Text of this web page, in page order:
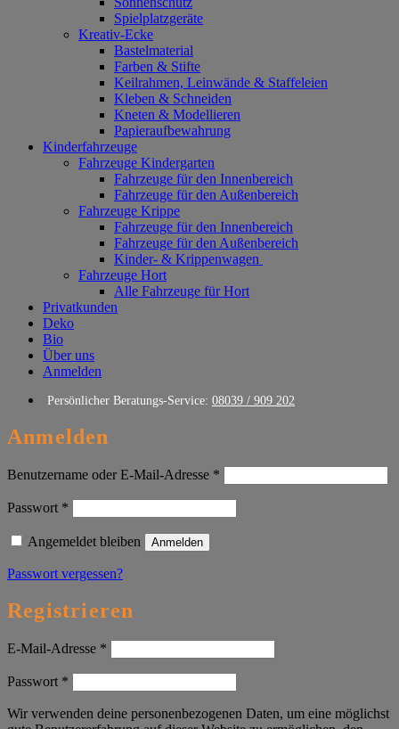
Spielplatzgeräte
Kreativ-Ecke
Bastelmaterial
Farben & Stifte
Keilrahmen, Leinwände & Staffeleien
Kleben & Schneiden
Kneten & Modellieren
Papieraufbewahrung
Kinderfahrzeuge
Fahrzeuge Kindergarten
Fahrzeuge für den Innenbereich
Fahrzeuge für den Außenbereich
Fahrzeuge Krippe
Fahrzeuge für den Innenbereich
Fahrzeuge für den Außenbereich
Kinder- & Krippenwagen
Fahrzeuge Hort
Alle Fahrzeuge für Hort
Privatkunden
Deko
Bio
Über uns
Anmelden
Persönlicher Beratungs-Service: 08039 / 909 202
Anmelden
Benutzername oder E-Mail-Adresse *
Passwort *
Angemeldet bleiben Anmelden
Passwort vergessen?
Registrieren
E-Mail-Adresse *
Passwort *
Wir verwenden deine personenbezogenen Daten, um eine möglichst